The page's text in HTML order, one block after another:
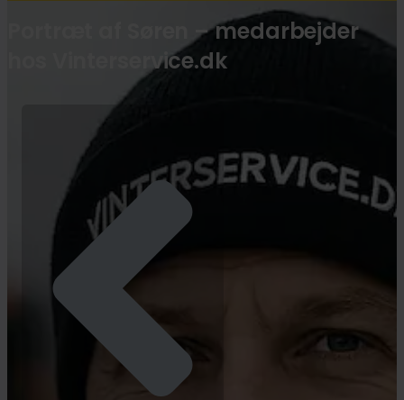
Portræt af Søren – medarbejder
hos Vinterservice.dk